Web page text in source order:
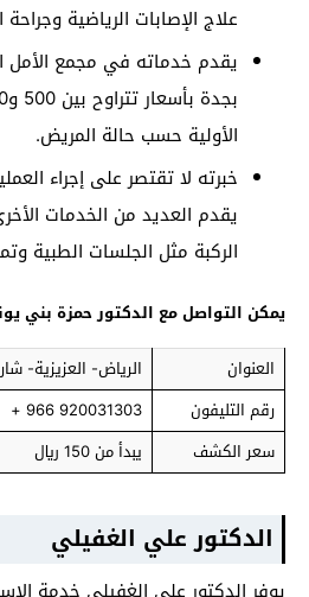
علاج الإصابات الرياضية وجراحة
يقدم خدماته في مجمع الأمل
الأولية حسب حالة المريض.
خبرته لا تقتصر على إجراء
يقدم العديد من الخدمات
الركبة مثل الجلسات الطبية
يمكن التواصل مع الدكتور حمزة بني
العنوان
الرياض- العزيزية-
رقم التليفون
920031303 966 +
سعر الكشف
يبدأ من 150 ريال
الدكتور علي الغفيلي